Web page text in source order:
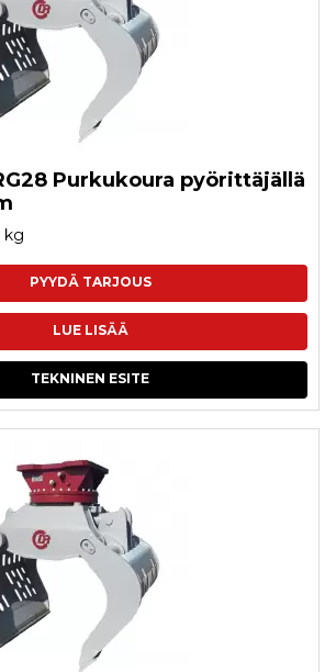
Purkukoura pyörittäjällä
kg
PYYDÄ TARJOUS
LUE LISÄÄ
TEKNINEN ESITE